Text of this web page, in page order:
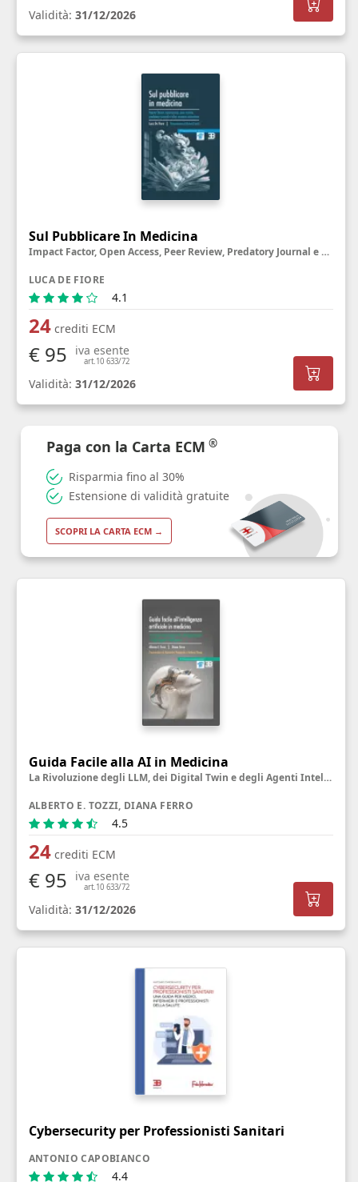
Validità: 31/12/2026
Sul Pubblicare In Medicina
Impact Factor, Open Access, Peer Review, Predatory Journal e altre creature misteriose
LUCA DE FIORE
4.1
24crediti ECM
€ 95 iva esente
art.10 633/72
Validità: 31/12/2026
Guida Facile alla AI in Medicina
La Rivoluzione degli LLM, dei Digital Twin e degli Agenti Intelligenti
ALBERTO E. TOZZI, DIANA FERRO
4.5
24crediti ECM
€ 95 iva esente
art.10 633/72
Validità: 31/12/2026
Cybersecurity per Professionisti Sanitari
ANTONIO CAPOBIANCO
4.4
Paga con la Carta ECM ®
Risparmia fino al 30%
Estensione di validità gratuite
SCOPRI LA CARTA ECM →